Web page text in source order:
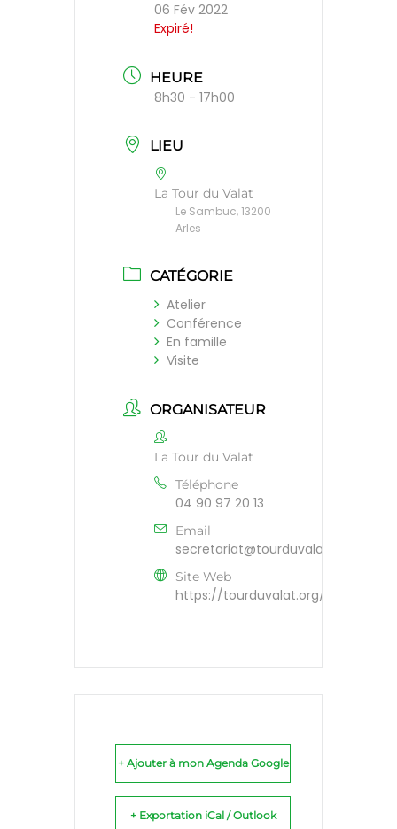
06 Fév 2022
Expiré!
HEURE
8h30 - 17h00
LIEU
La Tour du Valat
Le Sambuc, 13200
Arles
CATÉGORIE
Atelier
Conférence
En famille
Visite
ORGANISATEUR
La Tour du Valat
Téléphone
04 90 97 20 13
Email
secretariat@tourduvalat.org
Site Web
https://tourduvalat.org/
+ Ajouter à mon Agenda Google
+ Exportation iCal / Outlook